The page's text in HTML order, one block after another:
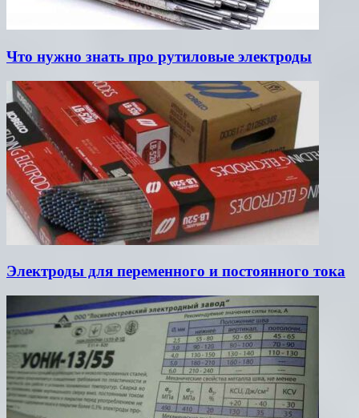
Что нужно знать про рутиловые электроды
Электроды для переменного и постоянного тока